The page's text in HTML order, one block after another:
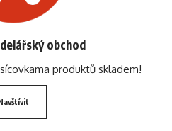
obchod
produktů skladem!